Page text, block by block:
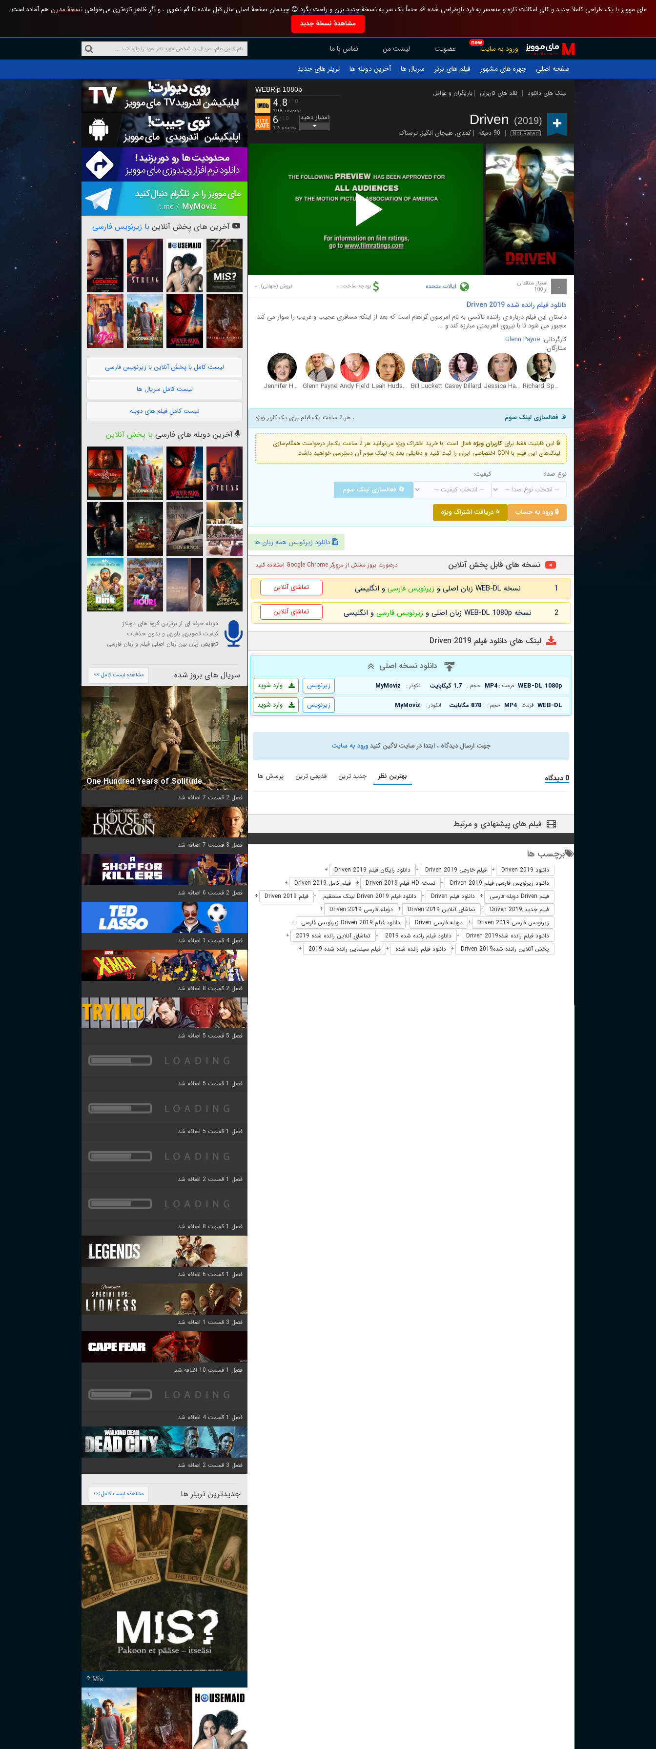
مای موویز با یک طراحی کاملاً جدید و کلی امکانات تازه و منحصر به فرد بازطراحی شده 🎉 حتماً یک سر به نسخهٔ جدید بزن و راحت بگرد 😊 چیدمان صفحهٔ اصلی مثل قبل مانده تا گم نشوی ، و اگر ظاهر تازه‌تری می‌خواهینسخهٔ مدرن هم آماده است.
مشاهدهٔ نسخهٔ جدید
new
ورود به سایت عضویت لیست من
تماس با ما
صفحه اصلی
چهره های مشهور فیلم های برتر سریال ها آخرین دوبله ها تریلر های جدید
لینک های دانلود نقد های کاربران بازیگران و عوامل
Driven (2019)
Not Rated 90 دقیقه کمدی, هیجان انگیز,ترسناک
WEBRip 1080p
4.8 /10
198 users
6 /10
12 users
امتیاز دهید
Play
Video
- امتیاز منتقدان
از 100 ایالات متحده بودجه ساخت: - فروش (جهانی): -
دانلود فیلم رانده شده Driven 2019
داستان این فیلم درباره ی راننده تاکسی به نام امرسون گراهام است که بعد از اینکه مسافری عجیب و غریب را سوار می کند
مجبور می شود تا با نیروی اهریمنی مبارزه کند و ...
کارگردانی: Glenn Payne
ستارگان:
Richard Speight Jr.
Jessica Harthcock
Casey Dillard
Bill Luckett
Leah Hudspeth
Andy Field
Glenn Payne
Jennifer Hamilton Collins
📡 فعالسازی لینک سوم ، هر 2 ساعت یک فیلم برای یک کاربر ویژه
🔒 این قابلیت فقط برای کاربران ویژه
فعال است. با خرید اشتراک ویژه می‌توانید هر 2 ساعت یک‌بار درخواست همگام‌سازی
لینک‌های این فیلم با CDN اختصاصی ایران را ثبت کنید و دقایقی بعد به لینک سوم آن دسترسی خواهید داشت
نوع صدا: کیفیت:
🔄 فعالسازی لینک سوم
🔒 ورود به حساب ⭐ دریافت اشتراک ویژه
دانلود زیرنویس همه زبان ها
نسخه های قابل پخش آنلاین درصورت بروز مشکل از مرورگر Google Chrome استفاده کنید
1 نسخه WEB-DL زبان اصلی و زیرنویس فارسی و انگلیسی تماشای آنلاین
2 نسخه WEB-DL 1080p زبان اصلی و زیرنویس فارسی و انگلیسی تماشای آنلاین
لینک های دانلود فیلم Driven 2019
دانلود نسخه اصلی
WEB-DL 1080p فرمت : MP4 حجم : 1.7 گیگابایت انکودر : MyMoviz وارد شوید
زیرنویس
WEB-DL فرمت : MP4 حجم : 878 مگابایت انکودر : MyMoviz وارد شوید زیرنویس
جهت ارسال دیدگاه ، ابتدا در سایت لاگین کنیدورود به سایت
0 دیدگاه بهترین نظر جدید ترین قدیمی ترین پرسش ها
فیلم های پیشنهادی و مرتبط
برچسب ها
دانلود Driven 2019 + فیلم خارجی Driven 2019 + دانلود رایگان فیلم Driven 2019 +
دانلود زیرنویس فارسی فیلم Driven 2019 + نسخه HD فیلم Driven 2019 + فیلم کامل Driven 2019 +
فیلم Driven دوبله فارسی + دانلود فیلم Driven + دانلود فیلم Driven 2019 لینک مستقیم + فیلم Driven 2019 +
فیلم جدید Driven 2019 + تماشای آنلاین Driven 2019 + دوبله فارسی Driven 2019 +
زیرنویس فارسی Driven 2019 + دوبله فارسی Driven + دانلود فیلم Driven 2019 زیرنویس فارسی +
دانلود فیلم رانده شدهDriven 2019 + دانلود فیلم رانده شده 2019 + تماشای آنلاین رانده شده 2019 +
پخش آنلاین رانده شدهDriven 2019 + دانلود فیلم رانده شده + فیلم سینمایی رانده شده 2019 +
آخرین های پخش آنلاین با زیرنویس فارسی
لیست کامل با پخش آنلاین با زیرنویس فارسی
لیست کامل سریال ها
لیست کامل فیلم های دوبله
آخرین دوبله های فارسی با پخش آنلاین
دوبله حرفه ای از برترین گروه های دوبلاژ
کیفیت تصویری بلوری و بدون حذفیات
تعویض زبان بین زبان اصلی فیلم و زبان فارسی
سریال های بروز شده مشاهده لیست کامل >>
One Hundred Years of Solitude
فصل 2 قسمت 7 اضافه شد
فصل 3 قسمت 7 اضافه شد
فصل 2 قسمت 6 اضافه شد
فصل 4 قسمت 1 اضافه شد
فصل 2 قسمت 8 اضافه شد
فصل 5 قسمت 5 اضافه شد
فصل 1 قسمت 5 اضافه شد
فصل 1 قسمت 5 اضافه شد
فصل 1 قسمت 2 اضافه شد
فصل 1 قسمت 8 اضافه شد
فصل 1 قسمت 6 اضافه شد
فصل 3 قسمت 1 اضافه شد
فصل 1 قسمت 10 اضافه شد
فصل 1 قسمت 4 اضافه شد
فصل 3 قسمت 2 اضافه شد
جدیدترین تریلر ها مشاهده لیست کامل >>
Mis ?